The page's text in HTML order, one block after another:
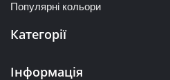
Популярні кольори
Категорії
Інформація